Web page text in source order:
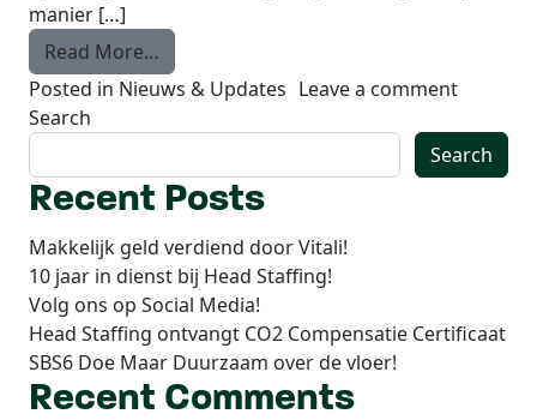
manier […]
Read More…
Posted in Nieuws & Updates Leave a commenton Bij
Search
Search
Recent Posts
Makkelijk geld verdiend door Vitali!
10 jaar in dienst bij Head Staffing!
Volg ons op Social Media!
Head Staffing ontvangt CO2 Compensatie Certificaat
SBS6 Doe Maar Duurzaam over de vloer!
Recent Comments